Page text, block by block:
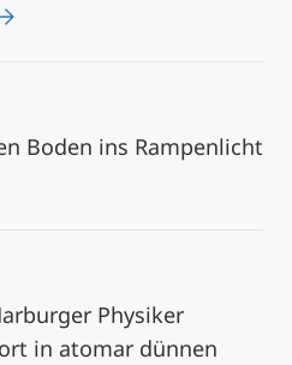
Boden ins Rampenlicht
Physiker
in atomar dünnen